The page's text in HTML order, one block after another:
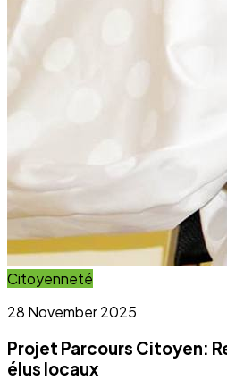
Projet Parcours Citoyen:
élus locaux